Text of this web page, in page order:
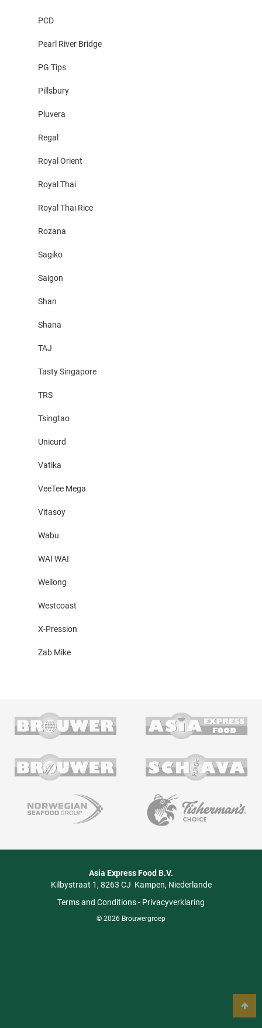
PCD
Pearl River Bridge
PG Tips
Pillsbury
Pluvera
Regal
Royal Orient
Royal Thai
Royal Thai Rice
Rozana
Sagiko
Saigon
Shan
Shana
TAJ
Tasty Singapore
TRS
Tsingtao
Unicurd
Vatika
VeeTee Mega
Vitasoy
Wabu
WAI WAI
Weilong
Westcoast
X-Pression
Zab Mike
Asia Express Food B.V.
Kilbystraat 1 8263 CJ Kampen Niederlande
Terms and Conditions- Privacyverklaring
© 2026 Brouwergroep